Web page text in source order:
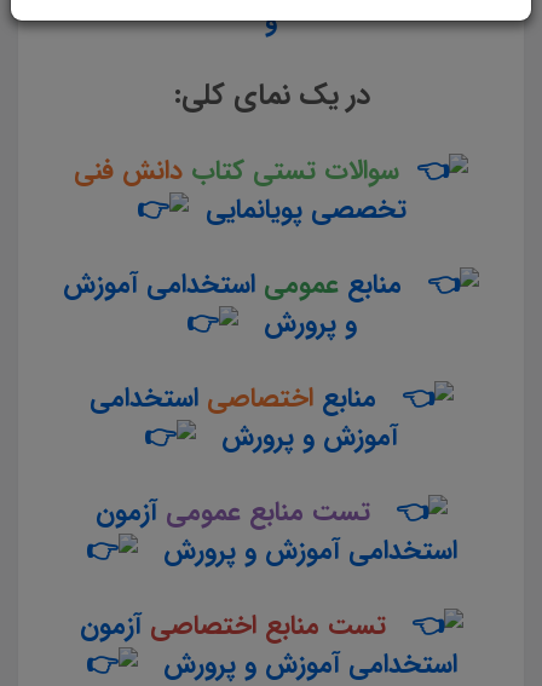
و
در یک نمای کلی:
سوالات تستی کتاب دانش فنی
تخصصی پویانمایی
منابع عمومی استخدامی آموزش
و پرورش
منابعاختصاصیاستخدامی
آموزش و پرورش
تست منابع عمومی آزمون
استخدامی آموزش و پرورش
تست منابع اختصاصی آزمون
استخدامی آموزش و پرورش